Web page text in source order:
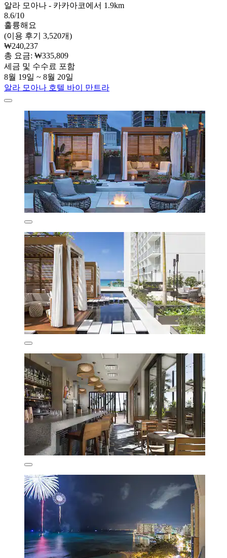
알라 모아나 - 카카아코에서 1.9km
8.6/10
훌륭해요
(이용 후기 3,520개)
₩240,237
총 요금: ₩335,809
세금 및 수수료 포함
8월 19일 ~ 8월 20일
알라 모아나 호텔 바이 만트라